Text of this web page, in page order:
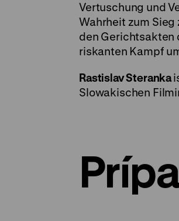
Vertuschung und
Wahrheit zum Sieg
den Gerichtsakten
riskanten Kampf
Rastislav Steranka
Slowakischen